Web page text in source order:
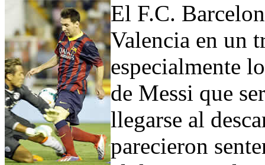
El F.C.
Valencia en un
especialmente
de Messi que
llegarse al
parecieron